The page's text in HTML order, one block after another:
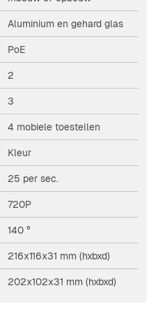
Aluminium en gehard glas
PoE
2
3
4 mobiele toestellen
Kleur
25 per sec.
720P
140 °
216x116x31 mm (hxbxd)
202x102x31 mm (hxbxd)